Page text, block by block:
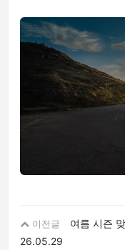
이전글
여름 시즌
26.05.29